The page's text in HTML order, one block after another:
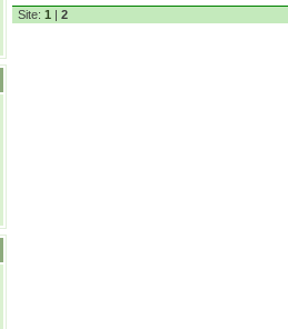
Site: 1 | 2